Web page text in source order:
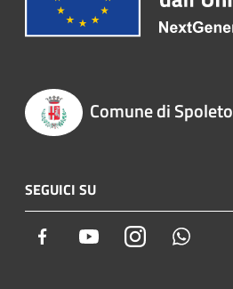
Comune di Spoleto
SEGUICI SU
Facebook YoutubeInstagram